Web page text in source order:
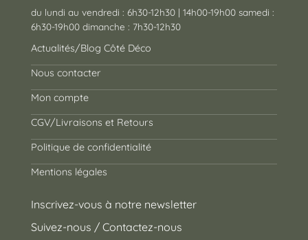
du lundi au vendredi : 6h30-12h30 | 14h00-19h00 samedi :
6h30-19h00 dimanche : 7h30-12h30
Actualités/Blog Côté Déco
Nous contacter
Mon compte
CGV/Livraisons et Retours
Politique de confidentialité
Mentions légales
Inscrivez-vous à notre newsletter
Suivez-nous / Contactez-nous